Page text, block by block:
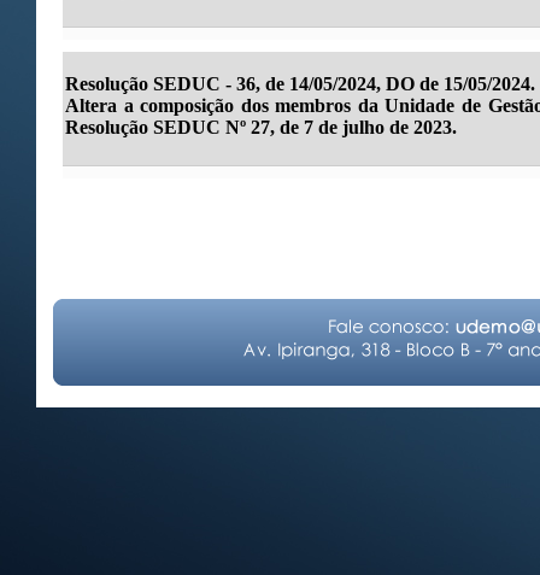
Resolução SEDUC - 36, de 14/05/2024, DO de 15/05/2024.
Altera a composição dos membros da Unidade de
Resolução SEDUC Nº 27, de 7 de julho de 2023.